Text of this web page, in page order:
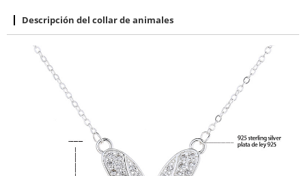
Descripción del collar de animales